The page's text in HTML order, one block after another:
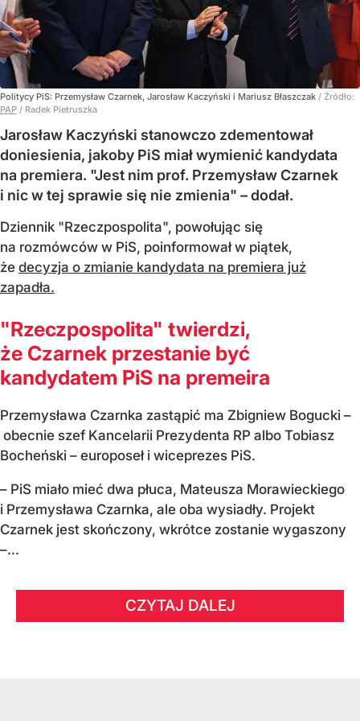
Politycy PiS: Przemysław Czarnek, Jarosław Kaczyński i Mariusz Błaszczak / Źródło:
PAP / Radek Pietruszka
Jarosław Kaczyński stanowczo zdementował
doniesienia, jakoby PiS miał wymienić kandydata
na premiera. "Jest nim prof. Przemysław Czarnek
i nic w tej sprawie się nie zmienia" – dodał.
Dziennik "Rzeczpospolita", powołując się
na rozmówców w PiS, poinformował w piątek,
że decyzja o zmianie kandydata na premiera już
zapadła.
"Rzeczpospolita" twierdzi,
że Czarnek przestanie być
kandydatem PiS na premeira
Przemysława Czarnka zastąpić ma Zbigniew Bogucki –
obecnie szef Kancelarii Prezydenta RP albo Tobiasz
Bocheński – europoseł i wiceprezes PiS.
– PiS miało mieć dwa płuca, Mateusza Morawieckiego
i Przemysława Czarnka, ale oba wysiadły. Projekt
Czarnek jest skończony, wkrótce zostanie wygaszony
–...
CZYTAJ DALEJ